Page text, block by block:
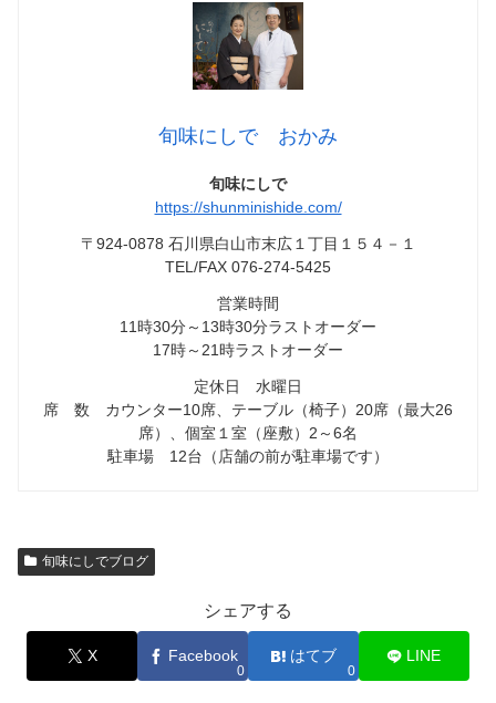
旬味にしで おかみ
旬味にしで
https://shunminishide.com/
〒924-0878 石川県白山市末広１丁目１５４－１
TEL/FAX 076-274-5425
営業時間
11時30分～13時30分ラストオーダー
17時～21時ラストオーダー
定休日 水曜日
席 数 カウンター10席、テーブル（椅子）20席（最大26
席）、個室１室（座敷）2～6名
駐車場 12台（店舗の前が駐車場です）
旬味にしでブログ
シェアする
X Facebook
0
はてブ
0
LINE